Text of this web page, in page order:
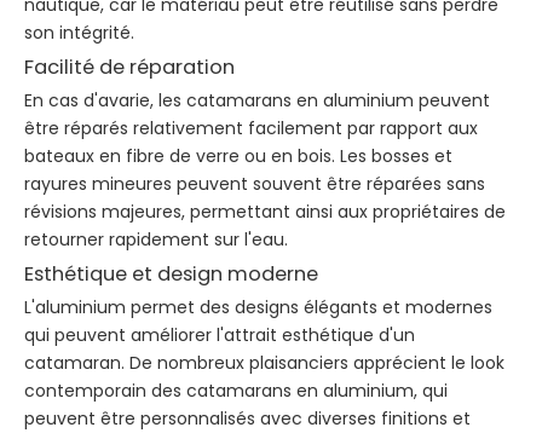
nautique, car le matériau peut être réutilisé sans perdre
son intégrité.
Facilité de réparation
En cas d'avarie, les catamarans en aluminium peuvent
être réparés relativement facilement par rapport aux
bateaux en fibre de verre ou en bois. Les bosses et
rayures mineures peuvent souvent être réparées sans
révisions majeures, permettant ainsi aux propriétaires de
retourner rapidement sur l'eau.
Esthétique et design moderne
L'aluminium permet des designs élégants et modernes
qui peuvent améliorer l'attrait esthétique d'un
catamaran. De nombreux plaisanciers apprécient le look
contemporain des catamarans en aluminium, qui
peuvent être personnalisés avec diverses finitions et